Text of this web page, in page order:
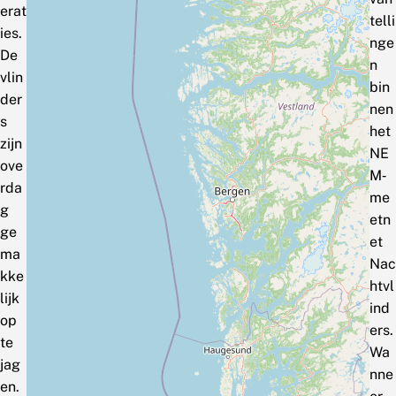
erat
ies.
De
vlin
der
s
zijn
ove
rda
g
ge
ma
kke
lijk
op
te
jag
en.
telli
nge
n
bin
nen
het
NE
M‑
me
etn
et
Nac
htvl
ind
ers.
Wa
nne